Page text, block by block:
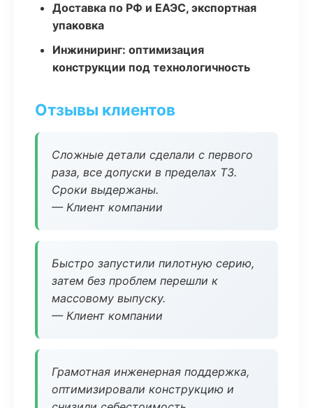
Доставка по РФ и ЕАЭС, экспортная
упаковка
Инжиниринг: оптимизация
конструкции под технологичность
Отзывы клиентов
Сложные детали сделали с первого
раза, все допуски в пределах ТЗ.
Сроки выдержаны.
— Клиент компании
Быстро запустили пилотную серию,
затем без проблем перешли к
массовому выпуску.
— Клиент компании
Грамотная инженерная поддержка,
оптимизировали конструкцию и